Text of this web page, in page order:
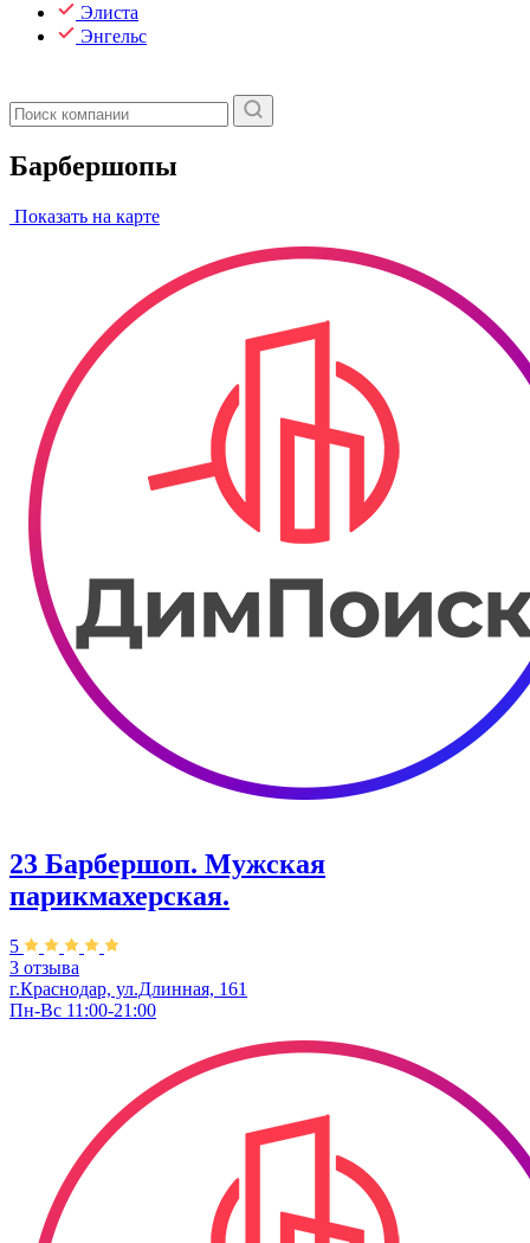
Элиста
Энгельс
Барбершопы
Показать на карте
23 Барбершоп. Мужская
парикмахерская.
5
3 отзыва
г.Краснодар, ул.Длинная, 161
Пн-Вс 11:00-21:00